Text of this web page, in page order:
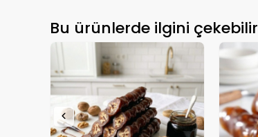
Bu ürünlerde ilgini çekebilir